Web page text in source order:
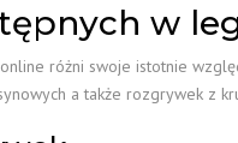
w
różni swoje istotnie
a także rozgrywek z